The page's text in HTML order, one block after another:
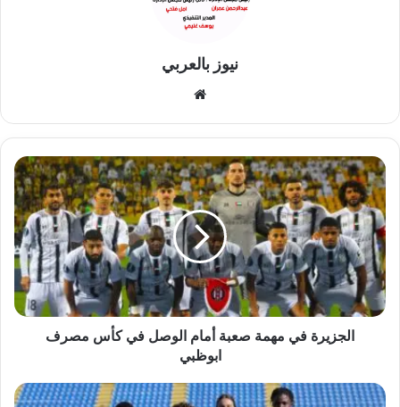
نيوز بالعربي
الجزيرة
في
مهمة
صعبة
أمام
الوصل
في
كأس
مصرف
ابوظبيالجزيرة في مهمة صعبة أمام الوصل في كأس مصرف
ابوظبي
مسار